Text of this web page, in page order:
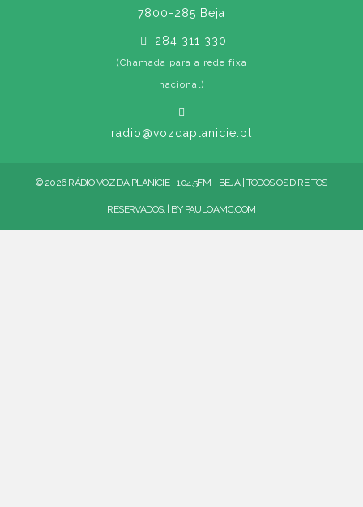
7800-285 Beja
284 311 330
(Chamada para a rede fixa
nacional)
radio@vozdaplanicie.pt
© 2026 RÁDIO VOZ DA PLANÍCIE - 104.5FM - BEJA | TODOS OS DIREITOS
RESERVADOS. | BY PAULOAMC.COM